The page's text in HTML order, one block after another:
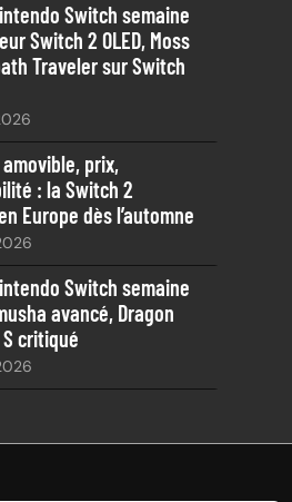
Switch semaine
Switch 2 OLED, Moss
Traveler sur Switch
prix,
: la Switch 2
Europe dès l’automne
Switch semaine
avancé, Dragon
S critiqué